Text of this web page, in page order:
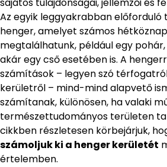
Az egyik leggyakrabban
henger, amelyet számos
megtalálhatunk, például egy
akár egy cső esetében is. A
számítások – legyen szó
kerületről – mind-mind alapvető
számítanak, különösen, ha valaki
természettudományos területen
cikkben részletesen körbejárjuk,
számoljuk ki a henger kerületét
értelemben.